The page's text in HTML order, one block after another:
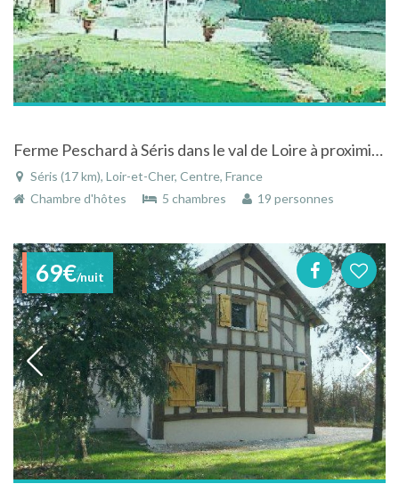
Ferme Peschard à Séris dans le val de Loire à proximité des chateaux
Séris (17 km), Loir-et-Cher, Centre, France
Chambre d'hôtes
5 chambres 19 personnes
69€/nuit